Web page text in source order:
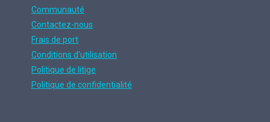
Communauté
Contactez-nous
Frais de port
Conditions d'utilisation
Politique de litige
Politique de confidentialité